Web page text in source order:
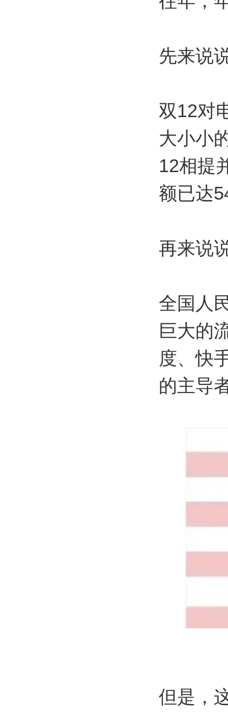
先来说
双12对
大小小
12相提
额已达
再来说
全国人
巨大的
度、快
的主导
但是，